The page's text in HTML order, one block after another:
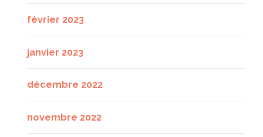
février 2023
janvier 2023
décembre 2022
novembre 2022